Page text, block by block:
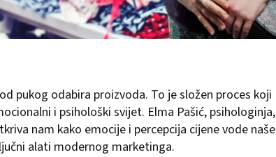
pukog odabira proizvoda. To je složen proces koji
i psihološki svijet. Elma Pašić, psihologinja,
nam kako emocije i percepcija cijene vode naše
alati modernog marketinga.